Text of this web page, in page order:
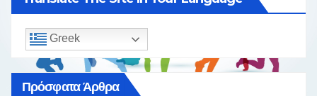
Greek
Πρόσφατα Άρθρα